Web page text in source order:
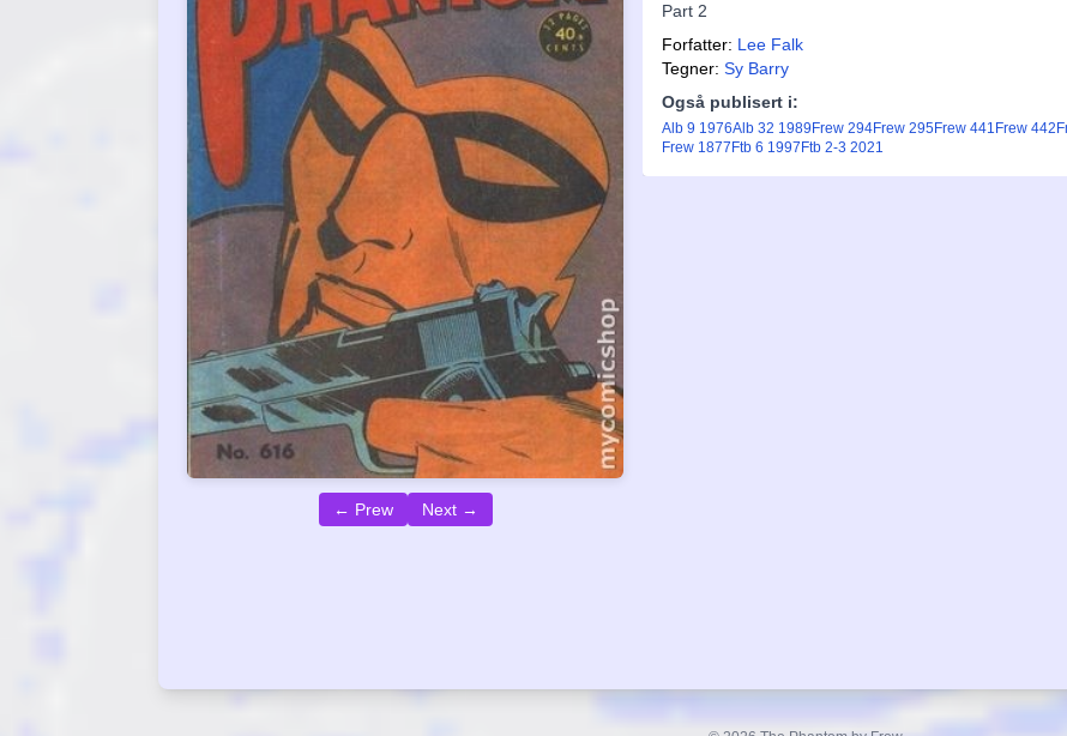
← Prew Next →
Part 2
Forfatter: Lee Falk
Tegner: Sy Barry
Også publisert i:
Alb 9 1976Alb 32 1989 Frew 294Frew 295Frew 441 Frew 442
Frew 1877 Ftb 6 1997 Ftb 2-3 2021